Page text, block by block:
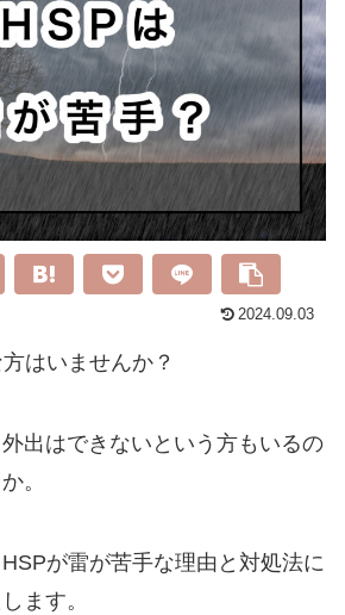
2024.09.03
はいませんか？
出はできないという方もいるの
。
が雷が苦手な理由と対処法に
ます。